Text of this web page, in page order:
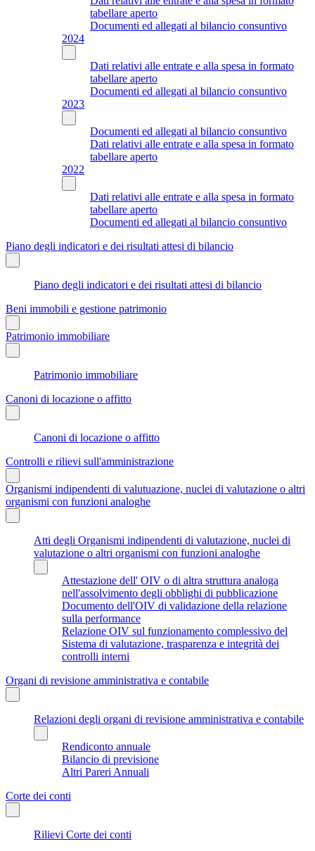
tabellare aperto
Documenti ed allegati al bilancio consuntivo
2024
Dati relativi alle entrate e alla spesa in formato
tabellare aperto
Documenti ed allegati al bilancio consuntivo
2023
Documenti ed allegati al bilancio consuntivo
Dati relativi alle entrate e alla spesa in formato
tabellare aperto
2022
Dati relativi alle entrate e alla spesa in formato
tabellare aperto
Documenti ed allegati al bilancio consuntivo
Piano degli indicatori e dei risultati attesi di bilancio
Piano degli indicatori e dei risultati attesi di bilancio
Beni immobili e gestione patrimonio
Patrimonio immobiliare
Patrimonio immobiliare
Canoni di locazione o affitto
Canoni di locazione o affitto
Controlli e rilievi sull'amministrazione
Organismi indipendenti di valutuazione, nuclei di valutazione o altri
organismi con funzioni analoghe
Atti degli Organismi indipendenti di valutazione, nuclei di
valutazione o altri organismi con funzioni analoghe
Attestazione dell' OIV o di altra struttura analoga
nell'assolvimento degli obblighi di pubblicazione
Documento dell'OIV di validazione della relazione
sulla performance
Relazione OIV sul funzionamento complessivo del
Sistema di valutazione, trasparenza e integrità dei
controlli interni
Organi di revisione amministrativa e contabile
Relazioni degli organi di revisione amministrativa e contabile
Rendiconto annuale
Bilancio di previsione
Altri Pareri Annuali
Corte dei conti
Rilievi Corte dei conti